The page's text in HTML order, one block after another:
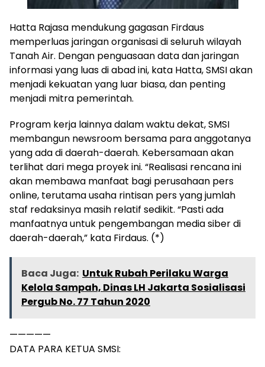
Hatta Rajasa mendukung gagasan Firdaus
memperluas jaringan organisasi di seluruh wilayah
Tanah Air. Dengan penguasaan data dan jaringan
informasi yang luas di abad ini, kata Hatta, SMSI akan
menjadi kekuatan yang luar biasa, dan penting
menjadi mitra pemerintah.
Program kerja lainnya dalam waktu dekat, SMSI
membangun newsroom bersama para anggotanya
yang ada di daerah-daerah. Kebersamaan akan
terlihat dari mega proyek ini. “Realisasi rencana ini
akan membawa manfaat bagi perusahaan pers
online, terutama usaha rintisan pers yang jumlah
staf redaksinya masih relatif sedikit. “Pasti ada
manfaatnya untuk pengembangan media siber di
daerah-daerah,” kata Firdaus. (*)
Baca Juga: Untuk Rubah Perilaku Warga
Kelola Sampah, Dinas LH Jakarta Sosialisasi
Pergub No. 77 Tahun 2020
—————
DATA PARA KETUA SMSI: